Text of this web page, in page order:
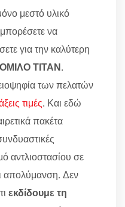
μεστό υλικό
να
για την καλύτερη
ΟΜΙΛΟ ΤΙΤΑΝ.
των πελατών
τιμές. Και εδώ
πακέτα
αντλιοστασίου σε
απολύμανση. Δεν
εκδίδουμε τη